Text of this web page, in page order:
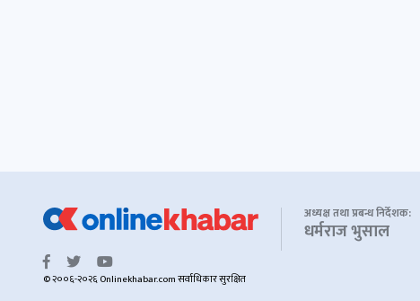
अध्यक्ष तथा प्रबन्ध निर्देशक:
धर्मराज भुसाल
© २००६-२०२६ Onlinekhabar.com सर्वाधिकार सुरक्षित